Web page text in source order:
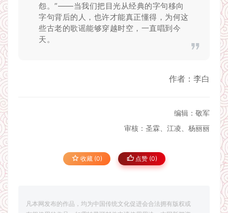
怨。”——当我们把目光从经典的字句移向
字句背后的人，也许才能真正懂得，为何这
些古老的歌谣能够穿越时空，一直唱到今
天。
作者：李白
编辑：敬军
审核：圣霖、江凌、杨丽丽
收藏 (0) 点赞 (0)
凡本网发布的作品，均为中国传统文化促进会合法拥有版权或